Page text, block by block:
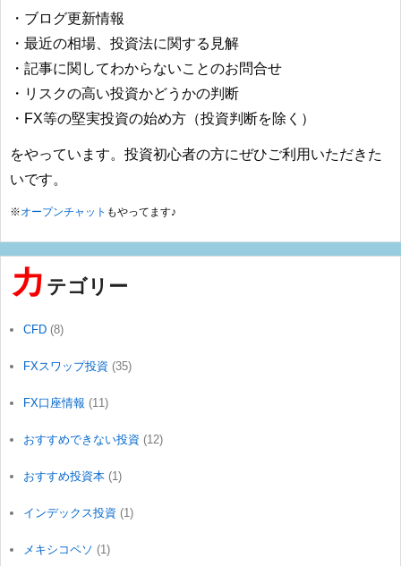
・ブログ更新情報
・最近の相場、投資法に関する見解
・記事に関してわからないことのお問合せ
・リスクの高い投資かどうかの判断
・FX等の堅実投資の始め方（投資判断を除く）
をやっています。投資初心者の方にぜひご利用いただきた
いです。
※オープンチャット もやってます♪
カ テゴリー
CFD (8)
FXスワップ投資 (35)
FX口座情報 (11)
おすすめできない投資 (12)
おすすめ投資本 (1)
インデックス投資 (1)
メキシコペソ (1)